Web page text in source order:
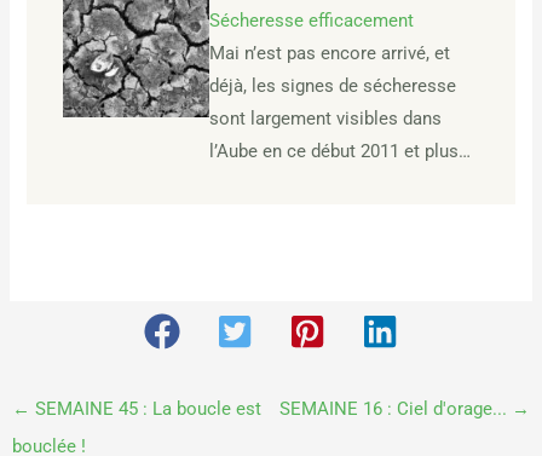
Sécheresse efficacement
Mai n’est pas encore arrivé, et
déjà, les signes de sécheresse
sont largement visibles dans
l’Aube en ce début 2011 et plus…
← SEMAINE 45 : La boucle est
bouclée !
SEMAINE 16 : Ciel d'orage... →